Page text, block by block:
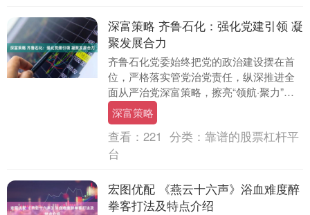
深富策略 齐鲁石化：强化党建引领 凝
聚发展合力
齐鲁石化党委始终把党的政治建设摆在首
位，严格落实管党治党责任，纵深推进全
面从严治党深富策略，擦亮“领航·聚力”党
建品牌，推动党建工作与生产经营深度融
合，让“红色....
深富策略
查看： 221 分类： 靠谱的股票杠杆平
台
宏图优配 《燕云十六声》浴血难度醉
拳客打法及特点介绍